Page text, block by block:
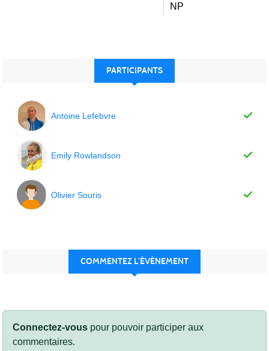
NP
PARTICIPANTS
Antoine Lefebvre
Emily Rowlandson
Olivier Souris
COMMENTEZ L’ÉVÈNEMENT
Connectez-vous pour pouvoir participer aux
commentaires.